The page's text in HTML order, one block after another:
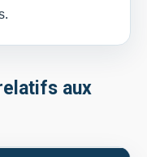
aux